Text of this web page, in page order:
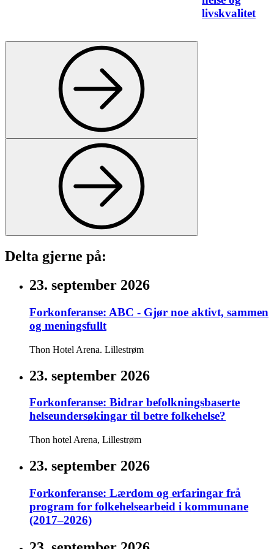
livskvalitet
Delta gjerne på:
23. september 2026
Forkonferanse: ABC - Gjør noe aktivt, sammen
og meningsfullt
Thon Hotel Arena. Lillestrøm
23. september 2026
Forkonferanse: Bidrar befolkningsbaserte
helseundersøkingar til betre folkehelse?
Thon hotel Arena, Lillestrøm
23. september 2026
Forkonferanse: Lærdom og erfaringar frå
program for folkehelsearbeid i kommunane
(2017–2026)